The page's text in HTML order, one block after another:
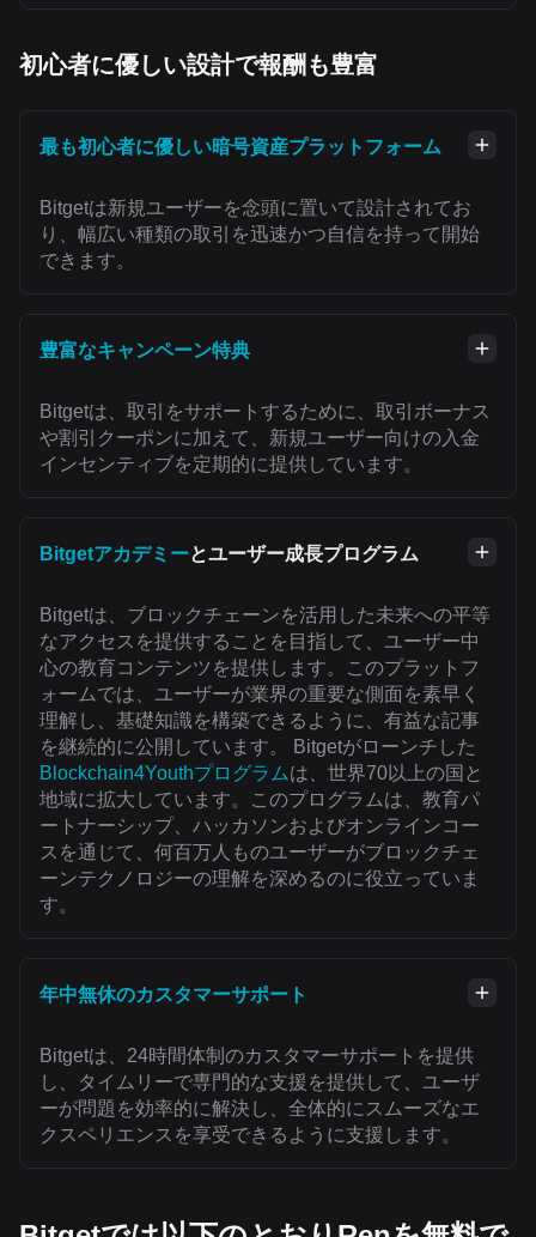
初心者に優しい設計で報酬も豊富
最も初心者に優しい暗号資産プラットフォーム
Bitgetは新規ユーザーを念頭に置いて設計されてお
り、幅広い種類の取引を迅速かつ自信を持って開始
できます。
豊富なキャンペーン特典
Bitgetは、取引をサポートするために、取引ボーナス
や割引クーポンに加えて、新規ユーザー向けの入金
インセンティブを定期的に提供しています。
Bitgetアカデミーとユーザー成長プログラム
Bitgetは、ブロックチェーンを活用した未来への平等
なアクセスを提供することを目指して、ユーザー中
心の教育コンテンツを提供します。このプラットフ
ォームでは、ユーザーが業界の重要な側面を素早く
理解し、基礎知識を構築できるように、有益な記事
を継続的に公開しています。 Bitgetがローンチした
Blockchain4Youthプログラムは、世界70以上の国と
地域に拡大しています。このプログラムは、教育パ
ートナーシップ、ハッカソンおよびオンラインコー
スを通じて、何百万人ものユーザーがブロックチェ
ーンテクノロジーの理解を深めるのに役立っていま
す。
年中無休のカスタマーサポート
Bitgetは、24時間体制のカスタマーサポートを提供
し、タイムリーで専門的な支援を提供して、ユーザ
ーが問題を効率的に解決し、全体的にスムーズなエ
クスペリエンスを享受できるように支援します。